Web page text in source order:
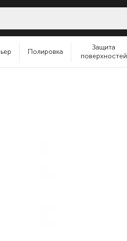
Полировка
Защита
поверхностей